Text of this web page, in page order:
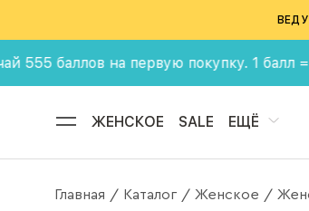
на первую покупку. 1 балл = 1 рубль
ЖЕНСКОЕ SALE ЕЩЁ
Главная / Каталог / Женское /